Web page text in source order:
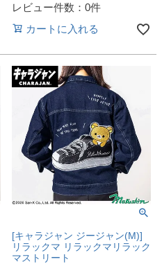
レビュー件数：0件
カートに入れる
[キャラジャン ジージャン(M)]
リラックマ リラックマリラック
マストリート